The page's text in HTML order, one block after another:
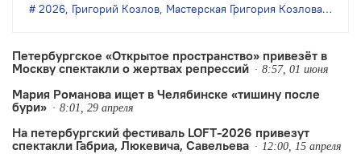
2026, Григорий Козлов, Мастерская Григория Козлова,
Петербургское «Открытое пространство» привезёт в
Москву спектакли о жертвах репрессий
8:57, 01 июня
Мария Романова ищет в Челябинске «тишину после
бури»
8:01, 29 апреля
На петербургский фестиваль LOFT-2026 привезут
спектакли Габриа, Люкевича, Савельева
12:00, 15 апреля